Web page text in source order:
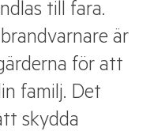
till fara.
är
för att
familj. Det
skydda